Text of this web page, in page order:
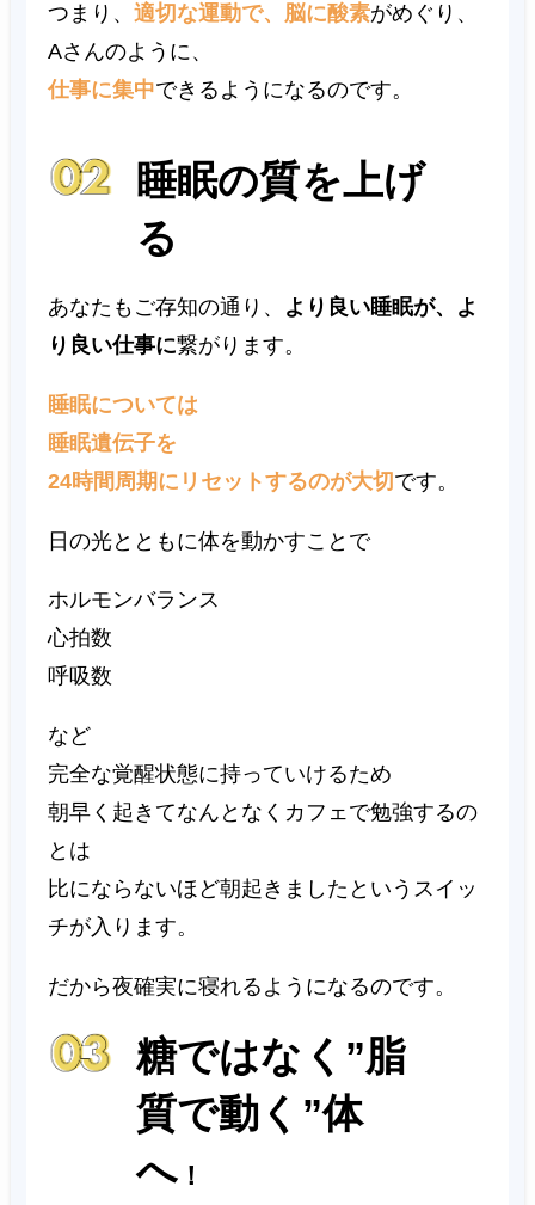
つまり、適切な運動で、脳に酸素がめぐり、
Aさんのように、
仕事に集中できるようになるのです。
睡眠の質を上げ
る
あなたもご存知の通り、 より良い睡眠が、よ
り良い仕事に繋がります。
睡眠については
睡眠遺伝子を
24時間周期にリセットするのが大切です。
日の光とともに体を動かすことで
ホルモンバランス
心拍数
呼吸数
など
完全な覚醒状態に持っていけるため
朝早く起きてなんとなくカフェで勉強するの
とは
比にならないほど朝起きましたというスイッ
チが入ります。
だから夜確実に寝れるようになるのです。
糖ではなく”脂
質で動く”体
へ！